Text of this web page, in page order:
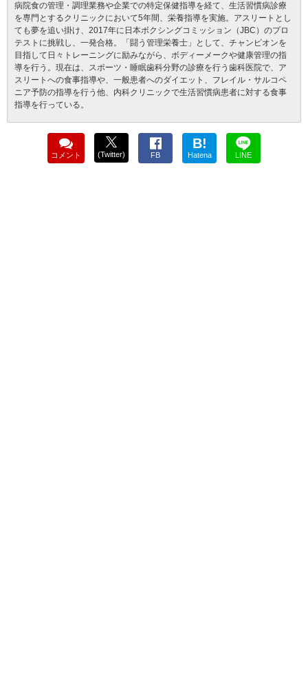
病院食の管理・調理業務や企業での特定保健指導を経て、生活習慣病診療
を専門とするクリニックにおいて5年間、栄養指導を実施。アスリートとし
ても夢を追い掛け、2017年に日本ボクシングコミッション（JBC）のプロ
テストに挑戦し、一発合格。「闘う管理栄養士」として、チャンピオンを
目指して日々トレーニングに励みながら、ボディーメークや健康管理の指
導を行う。現在は、スポーツ・睡眠歯科分野の診療を行う歯科医院で、ア
スリートへの食事指導や、一般患者へのダイエット、フレイル・サルコペ
ニア予防の指導を行う他、内科クリニックで生活習慣病患者に対する食事
指導を行っている。
コメント (Twitter) FB
B!
Hatena LINE